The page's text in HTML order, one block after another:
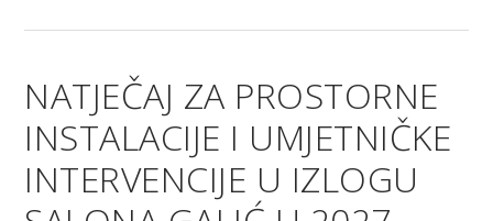
NATJEČAJ ZA PROSTORNE
INSTALACIJE I UMJETNIČKE
INTERVENCIJE U IZLOGU